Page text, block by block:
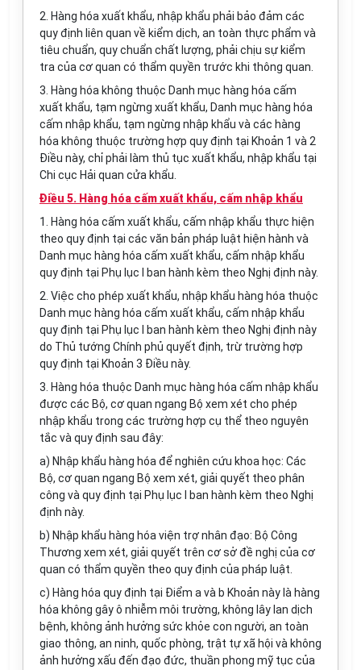
2. Hàng hóa xuất khẩu, nhập khẩu phải bảo đảm các
quy định liên quan về kiểm dịch, an toàn thực phẩm và
tiêu chuẩn, quy chuẩn chất lượng, phải chịu sự kiểm
tra của cơ quan có thẩm quyền trước khi thông quan.
3. Hàng hóa không thuộc Danh mục hàng hóa cấm
xuất khẩu, tạm ngừng xuất khẩu, Danh mục hàng hóa
cấm nhập khẩu, tạm ngừng nhập khẩu và các hàng
hóa không thuộc trường hợp quy định tại Khoản 1 và 2
Điều này, chỉ phải làm thủ tục xuất khẩu, nhập khẩu tại
Chi cục Hải quan cửa khẩu.
Điều 5. Hàng hóa cấm xuất khẩu, cấm nhập khẩu
1. Hàng hóa cấm xuất khẩu, cấm nhập khẩu thực hiện
theo quy định tại các văn bản pháp luật hiện hành và
Danh mục hàng hóa cấm xuất khẩu, cấm nhập khẩu
quy định tại Phụ lục I ban hành kèm theo Nghị định này.
2. Việc cho phép xuất khẩu, nhập khẩu hàng hóa thuộc
Danh mục hàng hóa cấm xuất khẩu, cấm nhập khẩu
quy định tại Phụ lục I ban hành kèm theo Nghị định này
do Thủ tướng Chính phủ quyết định, trừ trường hợp
quy định tại Khoản 3 Điều này.
3. Hàng hóa thuộc Danh mục hàng hóa cấm nhập khẩu
được các Bộ, cơ quan ngang Bộ xem xét cho phép
nhập khẩu trong các trường hợp cụ thể theo nguyên
tắc và quy định sau đây:
a) Nhập khẩu hàng hóa để nghiên cứu khoa học: Các
Bộ, cơ quan ngang Bộ xem xét, giải quyết theo phân
công và quy định tại Phụ lục I ban hành kèm theo Nghị
định này.
b) Nhập khẩu hàng hóa viện trợ nhân đạo: Bộ Công
Thương xem xét, giải quyết trên cơ sở đề nghị của cơ
quan có thẩm quyền theo quy định của pháp luật.
c) Hàng hóa quy định tại Điểm a và b Khoản này là hàng
hóa không gây ô nhiễm môi trường, không lây lan dịch
bệnh, không ảnh hưởng sức khỏe con người, an toàn
giao thông, an ninh, quốc phòng, trật tự xã hội và không
ảnh hưởng xấu đến đạo đức, thuần phong mỹ tục của